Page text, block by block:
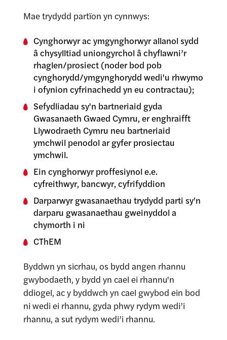
Mae trydydd partïon yn cynnwys:
Cynghorwyr ac ymgynghorwyr allanol sydd
â chysylltiad uniongyrchol â chyflawni’r
rhaglen/prosiect (noder bod pob
cynghorydd/ymgynghorydd wedi'u rhwymo
i ofynion cyfrinachedd yn eu contractau);
Sefydliadau sy'n bartneriaid gyda
Gwasanaeth Gwaed Cymru, er enghraifft
Llywodraeth Cymru neu bartneriaid
ymchwil penodol ar gyfer prosiectau
ymchwil.
Ein cynghorwyr proffesiynol e.e.
cyfreithwyr, bancwyr, cyfrifyddion
Darparwyr gwasanaethau trydydd parti sy'n
darparu gwasanaethau gweinyddol a
chymorth i ni
CThEM
Byddwn yn sicrhau, os bydd angen rhannu
gwybodaeth, y bydd yn cael ei rhannu'n
ddiogel, ac y byddwch yn cael gwybod ein bod
ni wedi ei rhannu, gyda phwy rydym wedi’i
rhannu, a sut rydym wedi’i rhannu.